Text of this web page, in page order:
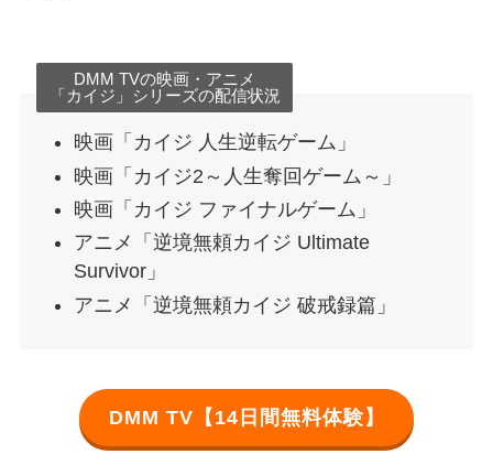
DMM TVの映画・アニメ
「カイジ」シリーズの配信状況
映画「カイジ 人生逆転ゲーム」
映画「カイジ2～人生奪回ゲーム～」
映画「カイジ ファイナルゲーム」
アニメ「逆境無頼カイジ Ultimate
Survivor」
アニメ「逆境無頼カイジ 破戒録篇」
DMM TV【14日間無料体験】